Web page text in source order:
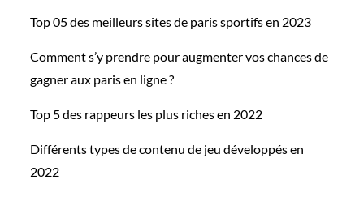
Top 05 des meilleurs sites de paris sportifs en 2023
Comment s’y prendre pour augmenter vos chances de
gagner aux paris en ligne ?
Top 5 des rappeurs les plus riches en 2022
Différents types de contenu de jeu développés en
2022